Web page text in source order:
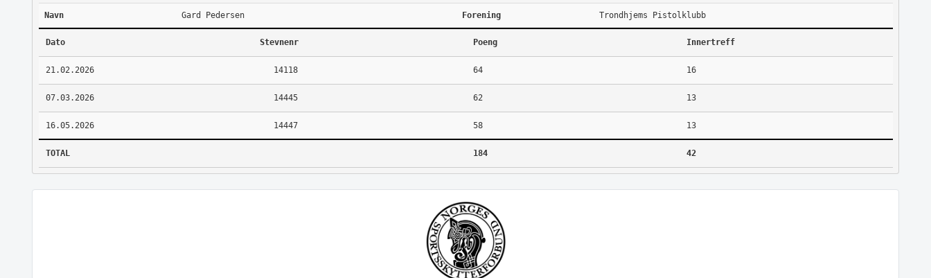
Navn Gard Pedersen Forening Trondhjems Pistolklubb
Dato Stevnenr Poeng Innertreff
21.02.2026 14118 64 16
07.03.2026 14445 62 13
16.05.2026 14447 58 13
TOTAL 184 42